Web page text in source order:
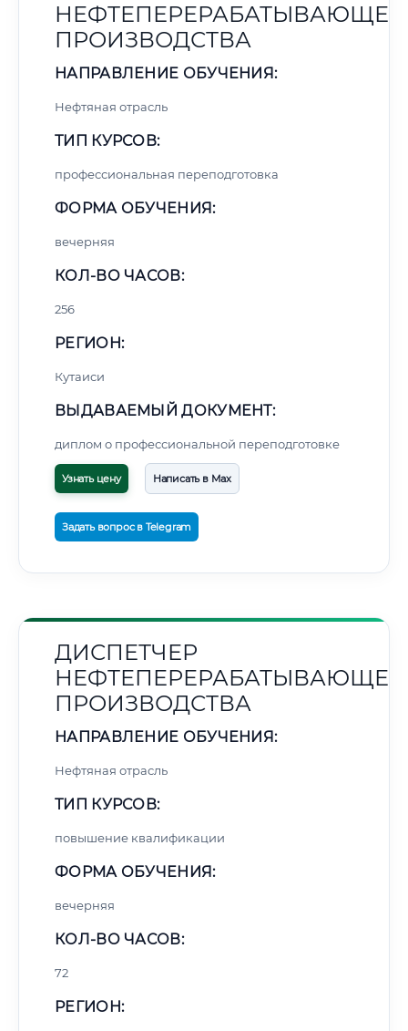
ПРОИЗВОДСТВА
НАПРАВЛЕНИЕ ОБУЧЕНИЯ:
Нефтяная отрасль
ТИП КУРСОВ:
профессиональная переподготовка
ФОРМА ОБУЧЕНИЯ:
вечерняя
КОЛ-ВО ЧАСОВ:
256
РЕГИОН:
Кутаиси
ВЫДАВАЕМЫЙ ДОКУМЕНТ:
диплом о профессиональной переподготовке
Узнать цену Написать в Max
Задать вопрос в Telegram
ДИСПЕТЧЕР
ПРОИЗВОДСТВА
НАПРАВЛЕНИЕ ОБУЧЕНИЯ:
Нефтяная отрасль
ТИП КУРСОВ:
повышение квалификации
ФОРМА ОБУЧЕНИЯ:
вечерняя
КОЛ-ВО ЧАСОВ:
72
РЕГИОН: